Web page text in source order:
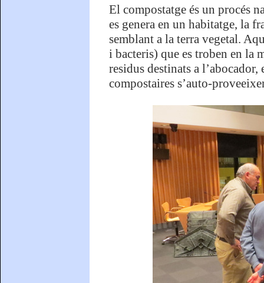
El compostatge és un procés
es genera en un habitatge, la
semblant a la terra vegetal.
i bacteris) que es troben en la
residus destinats a
compostaires s’auto-